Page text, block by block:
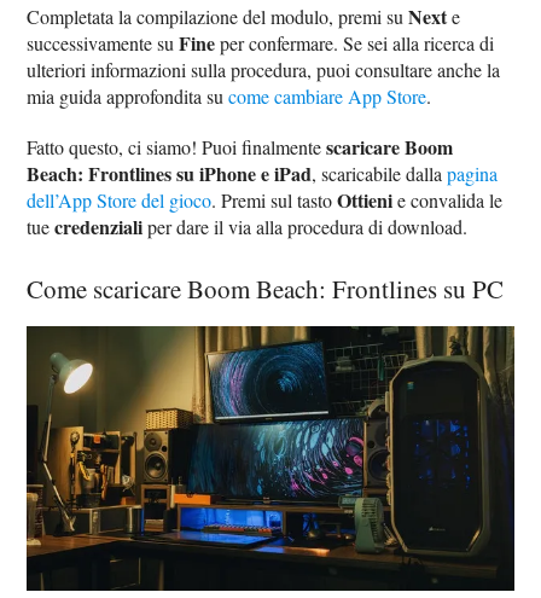
Completata la compilazione del modulo, premi suNexte
successivamente suFineper confermare. Se sei alla ricerca di
ulteriori informazioni sulla procedura, puoi consultare anche la
mia guida approfondita sucome cambiare App Store.
Fatto questo, ci siamo! Puoi finalmentescaricare Boom
Beach: Frontlines su iPhone e iPad, scaricabile dallapagina
dell’App Store del gioco. Premi sul tastoOttienie convalida le
tuecredenzialiper dare il via alla procedura di download.
Come scaricare Boom Beach: Frontlines su PC